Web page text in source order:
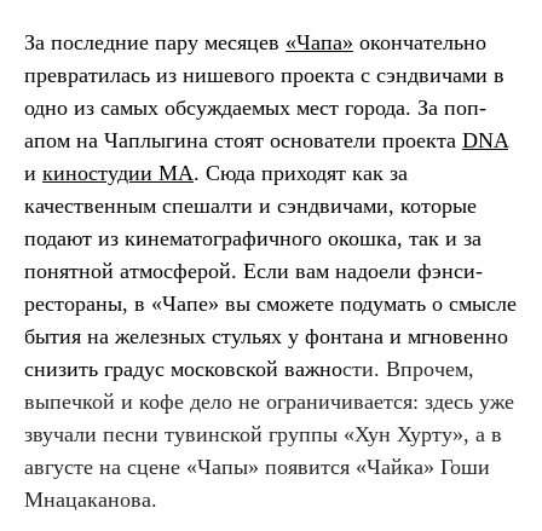
За последние пару месяцев «Чапа» окончательно
превратилась из нишевого проекта с сэндвичами в
одно из самых обсуждаемых мест города. За поп-
апом на Чаплыгина стоят основатели проекта DNA
и киностудии MA. Сюда приходят как за
качественным спешалти и сэндвичами, которые
подают из кинематографичного окошка, так и за
понятной атмосферой. Если вам надоели фэнси-
рестораны, в «Чапе» вы сможете подумать о смысле
бытия на железных стульях у фонтана и мгновенно
снизить градус московской важности. Впрочем,
выпечкой и кофе дело не ограничивается: здесь уже
звучали песни тувинской группы «Хун Хурту», а в
августе на сцене «Чапы» появится «Чайка» Гоши
Мнацаканова.